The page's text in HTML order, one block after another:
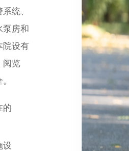
统、
泵房和
院设有
阅览
的
设